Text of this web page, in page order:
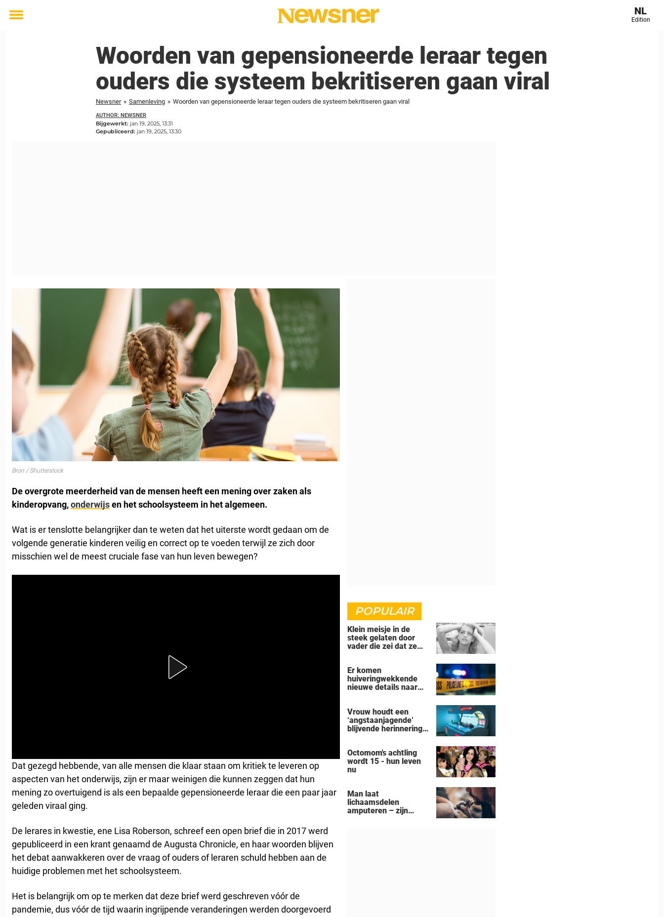
Toggle
NL
Edition
Woorden van gepensioneerde leraar tegen
ouders die systeem bekritiseren gaan viral
Newsner » Samenleving » Woorden van gepensioneerde leraar tegen ouders die systeem bekritiseren gaan viral
AUTHOR: NEWSNER
Bijgewerkt: jan 19, 2025, 13:31
Gepubliceerd: jan 19, 2025, 13:30
Bron / Shutterstock
De overgrote meerderheid van de mensen heeft een mening over zaken als
kinderopvang,onderwijsen het schoolsysteem in het algemeen.
Wat is er tenslotte belangrijker dan te weten dat het uiterste wordt gedaan om de
volgende generatie kinderen veilig en correct op te voeden terwijl ze zich door
misschien wel de meest cruciale fase van hun leven bewegen?
Dat gezegd hebbende, van alle mensen die klaar staan om kritiek te leveren op
aspecten van het onderwijs, zijn er maar weinigen die kunnen zeggen dat hun
mening zo overtuigend is als een bepaalde gepensioneerde leraar die een paar jaar
geleden viraal ging.
De lerares in kwestie, ene Lisa Roberson, schreef een open brief die in 2017 werd
gepubliceerd in een krant genaamd de Augusta Chronicle, en haar woorden blijven
het debat aanwakkeren over de vraag of ouders of leraren schuld hebben aan de
huidige problemen met het schoolsysteem.
Het is belangrijk om op te merken dat deze brief werd geschreven vóór de
pandemie, dus vóór de tijd waarin ingrijpende veranderingen werden doorgevoerd
POPULAIR
Klein meisje in de
steek gelaten door
vader die zei dat ze
actrice
Er komen
huiveringwekkende
nieuwe details naar
zelfmoord door een
man uit Michigan op
een gezin van zeven
Vrouw houdt een
‘angstaanjagende’
blijvende herinnering
zonnebank
Octomom's achtling
wordt 15 - hun leven
nu
Man laat
lichaamsdelen
amputeren – zijn